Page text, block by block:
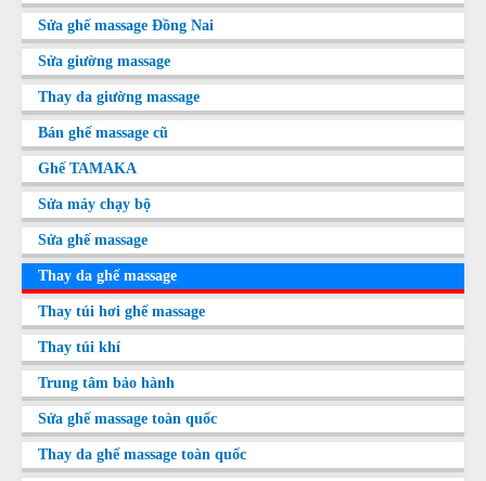
Sửa ghế massage Đồng Nai
Sửa giường massage
Thay da giường massage
Bán ghế massage cũ
Ghế TAMAKA
Sửa máy chạy bộ
Sửa ghế massage
Thay da ghế massage
Thay túi hơi ghế massage
Thay túi khí
Trung tâm bảo hành
Sửa ghế massage toàn quốc
Thay da ghế massage toàn quốc